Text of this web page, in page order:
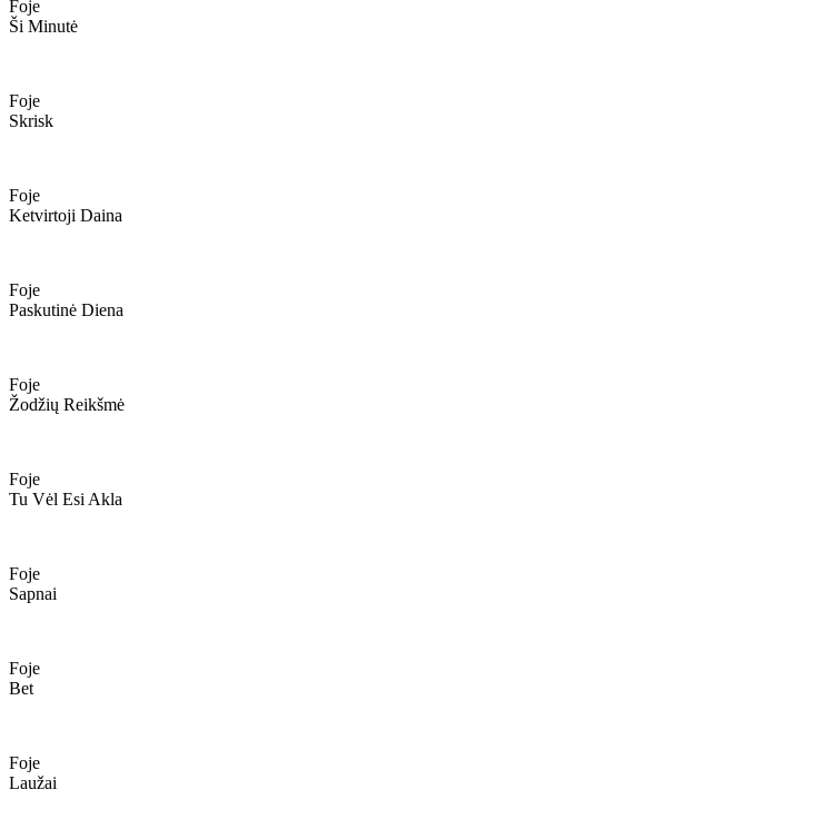
Foje
Ši Minutė
Foje
Skrisk
Foje
Ketvirtoji Daina
Foje
Paskutinė Diena
Foje
Žodžių Reikšmė
Foje
Tu Vėl Esi Akla
Foje
Sapnai
Foje
Bet
Foje
Laužai